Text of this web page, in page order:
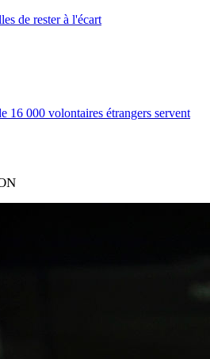
de rester à l'écart
16 000 volontaires étrangers servent